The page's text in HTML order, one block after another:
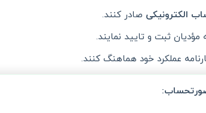
الکترونیکی صادر کنند.
ثبت و تایید نمایند.
عملکرد خود هماهنگ کنند.